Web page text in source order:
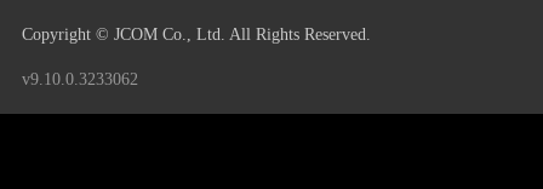
Copyright © JCOM Co., Ltd. All Rights Reserved.
v9.10.0.3233062